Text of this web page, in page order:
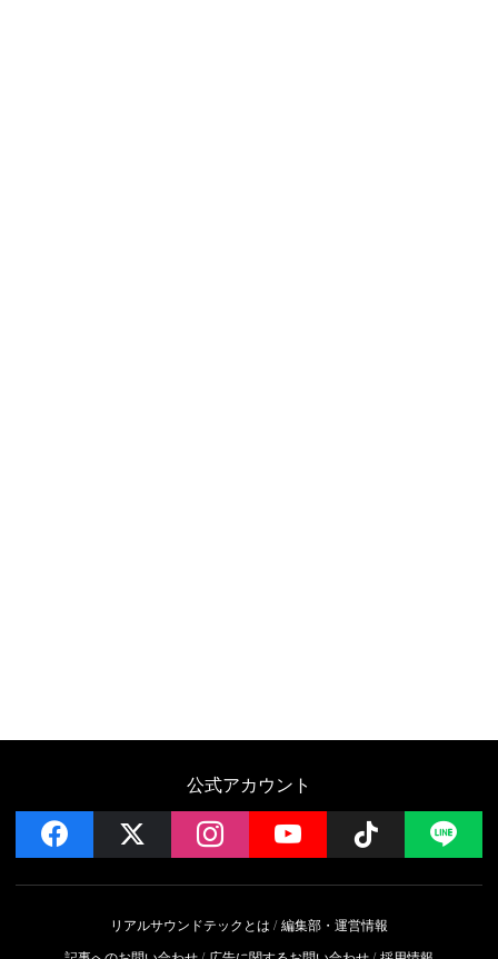
公式アカウント
facebook instagramYouTube Follow
リアルサウンドテックとは
編集部・運営情報